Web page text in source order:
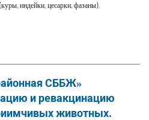
индейки, цесарки, фазаны).
СББЖ»
и ревакцинацию
животных.